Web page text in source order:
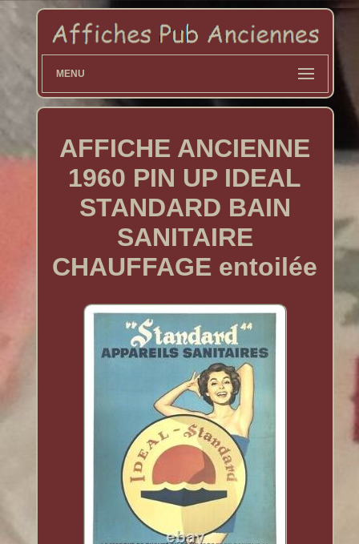
MENU
AFFICHE ANCIENNE
1960 PIN UP IDEAL
STANDARD BAIN
SANITAIRE
CHAUFFAGE entoilée